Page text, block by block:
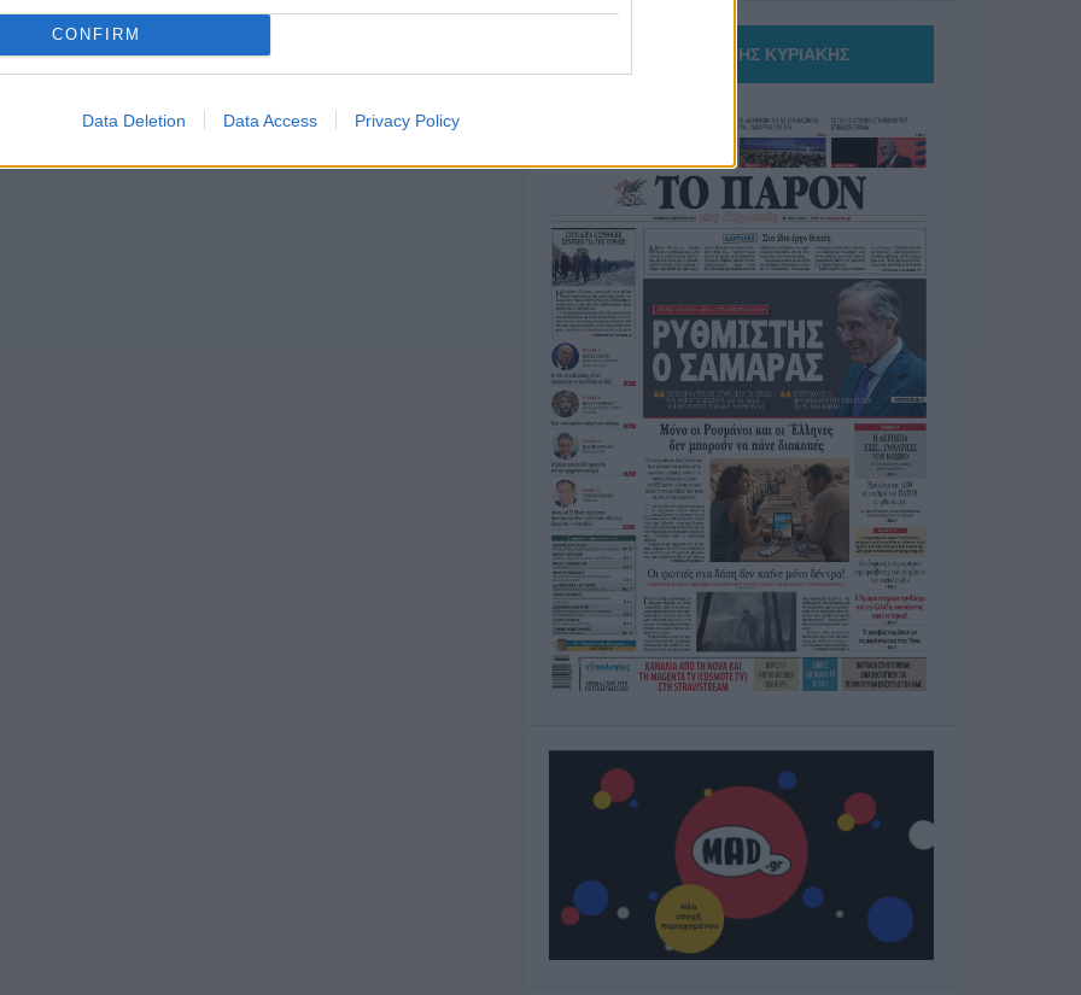
CONFIRM
Data Deletion Data Access Privacy Policy
ΤΟ ΠΑΡΟΝ ΤΗΣ ΚΥΡΙΑΚΗΣ